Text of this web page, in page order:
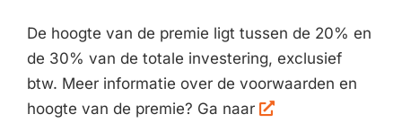
De hoogte van de premie ligt tussen de 20% en
de 30% van de totale investering, exclusief
btw. Meer informatie over de voorwaarden en
hoogte van de premie? Ga naar